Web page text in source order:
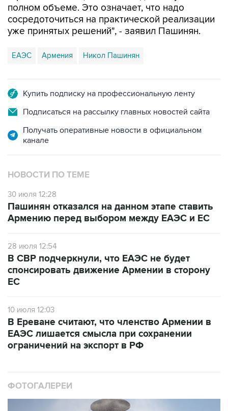
полном объеме. Это означает, что надо
сосредоточиться на практической реализации
уже принятых решений", - заявил Пашинян.
ЕАЭС Армения Никол Пашинян
Купить подписку на профессиональную ленту
Подписаться на рассылку главных новостей сайта
Получать оперативные новости в официальном
канале
НОВОСТИ ПО ТЕМЕ
30 июля 12:28
Пашинян отказался на данном этапе ставить
Армению перед выбором между ЕАЭС и ЕС
28 июля 12:54
В СВР подчеркнули, что ЕАЭС не будет
спонсировать движение Армении в сторону
ЕС
10 июля 12:03
В Ереване считают, что членство Армении в
ЕАЭС лишается смысла при сохранении
ограничений на экспорт в РФ
ФОТОГАЛЕРЕИ